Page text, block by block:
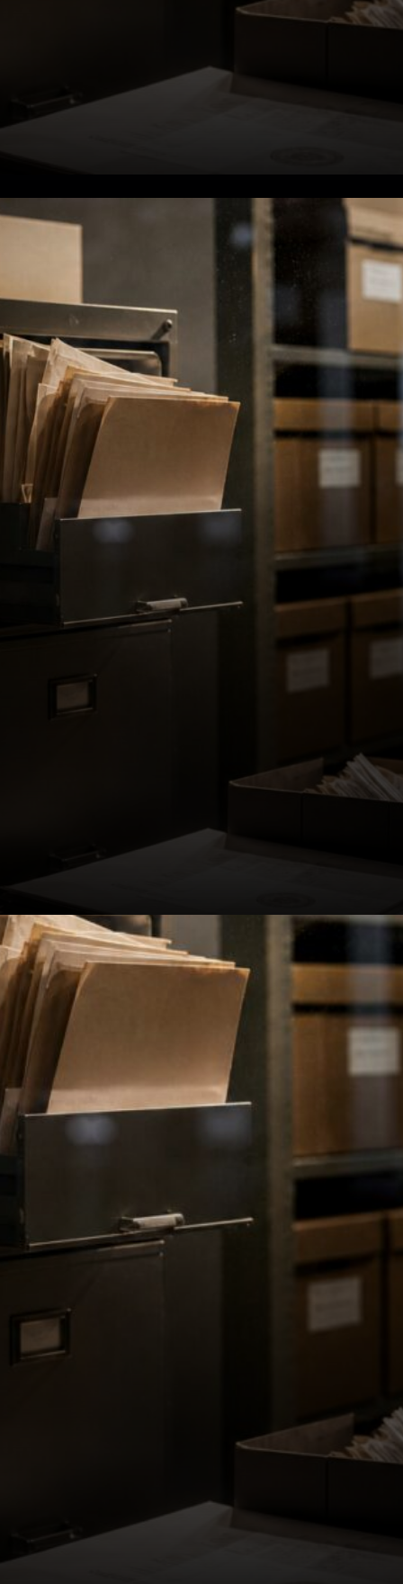
Effondrement de Zondacrypto
et enquête de 96 millions de
dollars